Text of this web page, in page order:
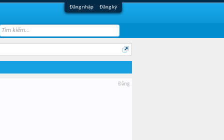
Đăng nhập Đăng ký
Đăng